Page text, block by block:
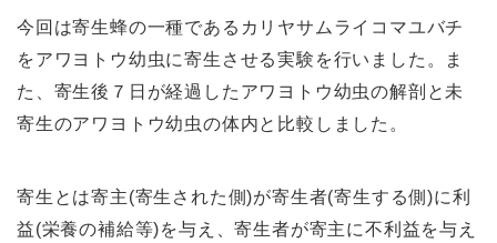
今回は寄生蜂の一種であるカリヤサムライコマユバチ
をアワヨトウ幼虫に寄生させる実験を行いました。ま
た、寄生後７日が経過したアワヨトウ幼虫の解剖と未
寄生のアワヨトウ幼虫の体内と比較しました。
寄生とは寄主(寄生された側)が寄生者(寄生する側)に利
益(栄養の補給等)を与え、寄生者が寄主に不利益を与え